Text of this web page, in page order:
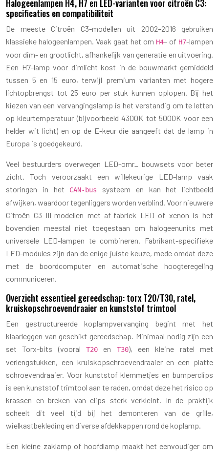
Halogeenlampen H4, H7 en LED-varianten voor citroën C3:
specificaties en compatibiliteit
De meeste Citroën C3-modellen uit 2002–2016 gebruiken
klassieke halogeenlampen. Vaak gaat het om H4– of H7-lampen
voor dim- en grootlicht, afhankelijk van generatie en uitvoering.
Een H7-lamp voor dimlicht kost in de bouwmarkt gemiddeld
tussen 5 en 15 euro, terwijl premium varianten met hogere
lichtopbrengst tot 25 euro per stuk kunnen oplopen. Bij het
kiezen van een vervangingslamp is het verstandig om te letten
op kleurtemperatuur (bijvoorbeeld 4300K tot 5000K voor een
helder wit licht) en op de E-keur die aangeeft dat de lamp in
Europa is goedgekeurd.
Veel bestuurders overwegen LED-omr_ bouwsets voor beter
zicht. Toch veroorzaakt een willekeurige LED-lamp vaak
storingen in het
CAN-bus
systeem en kan het lichtbeeld
afwijken, waardoor tegenliggers worden verblind. Voor nieuwere
Citroën C3 III-modellen met af-fabriek LED of xenon is het
bovendien meestal niet toegestaan om halogeenunits met
universele LED-lampen te combineren. Fabrikant-specifieke
LED-modules zijn dan de enige juiste keuze, mede omdat deze
met de boordcomputer en automatische hoogteregeling
communiceren.
Overzicht essentieel gereedschap: torx T20/T30, ratel,
kruiskopschroevendraaier en kunststof trimtool
Een gestructureerde koplampvervanging begint met het
klaarleggen van geschikt gereedschap. Minimaal nodig zijn een
set Torx-bits (vooral T20 en T30), een kleine ratel met
verlengstukken, een kruiskopschroevendraaier en een platte
schroevendraaier. Voor kunststof klemmetjes en bumperclips
is een kunststof trimtool aan te raden, omdat deze het risico op
krassen en breken van clips sterk verkleint. In de praktijk
scheelt dit veel tijd bij het demonteren van de grille,
wielkastbekleding en diverse afdekkappen rond de koplamp.
Een kleine zaklamp of hoofdlamp maakt het eenvoudiger om